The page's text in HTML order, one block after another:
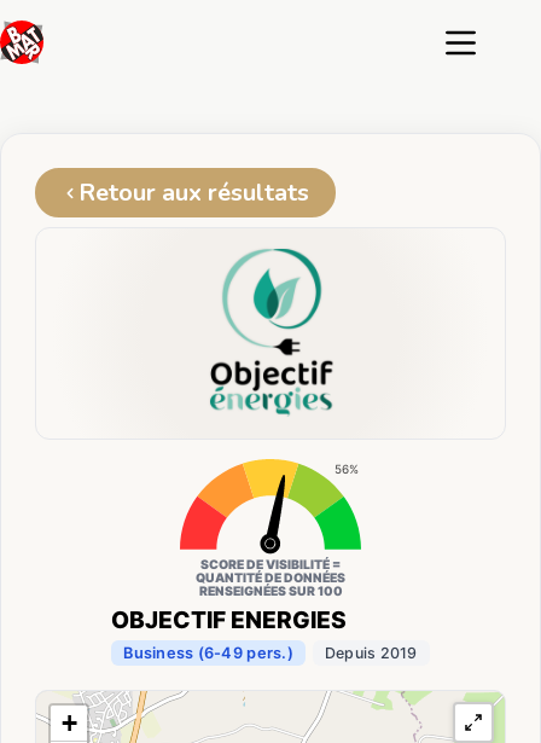
au
contenu
Retour aux résultats
OBJECTIF ENERGIES
Business (6-49 pers.) Depuis 2019
56%
SCORE DE VISIBILITÉ =
QUANTITÉ DE DONNÉES
RENSEIGNÉES SUR 100
+